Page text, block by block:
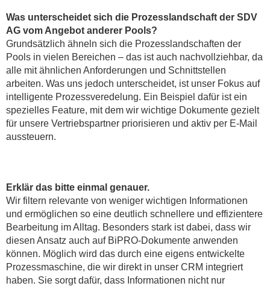
Was unterscheidet sich die Prozesslandschaft der SDV
AG vom Angebot anderer Pools?
Grundsätzlich ähneln sich die Prozesslandschaften der
Pools in vielen Bereichen – das ist auch nachvollziehbar, da
alle mit ähnlichen Anforderungen und Schnittstellen
arbeiten. Was uns jedoch unterscheidet, ist unser Fokus auf
intelligente Prozessveredelung. Ein Beispiel dafür ist ein
spezielles Feature, mit dem wir wichtige Dokumente gezielt
für unsere Vertriebspartner priorisieren und aktiv per E-Mail
aussteuern.
Erklär das bitte einmal genauer.
Wir filtern relevante von weniger wichtigen Informationen
und ermöglichen so eine deutlich schnellere und effizientere
Bearbeitung im Alltag. Besonders stark ist dabei, dass wir
diesen Ansatz auch auf BiPRO-Dokumente anwenden
können. Möglich wird das durch eine eigens entwickelte
Prozessmaschine, die wir direkt in unser CRM integriert
haben. Sie sorgt dafür, dass Informationen nicht nur